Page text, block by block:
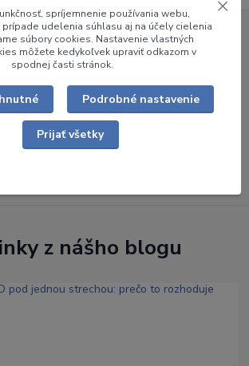
na trhu
000 zákazníkov
produktov na eshope
z nášho blogu
spríjemnenie používania webu,
prípade udelenia súhlasu aj na účely cielenia
súbory cookies. Nastavenie vlastných
môžete kedykoľvek upraviť odkazom v
spodnej časti stránok.
Podrobné nastavenie
Prijať všetky